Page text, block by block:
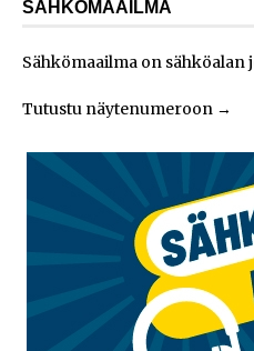
SÄHKÖMAAILMA
Sähkömaailma on sähköalan
Tutustu näytenumeroon →